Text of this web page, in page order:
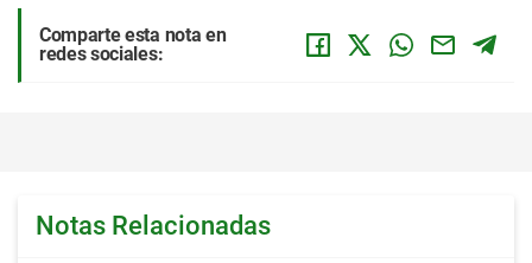
Comparte esta nota en
redes sociales:
Notas Relacionadas